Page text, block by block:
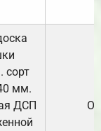
сорт
мм.
ДСП